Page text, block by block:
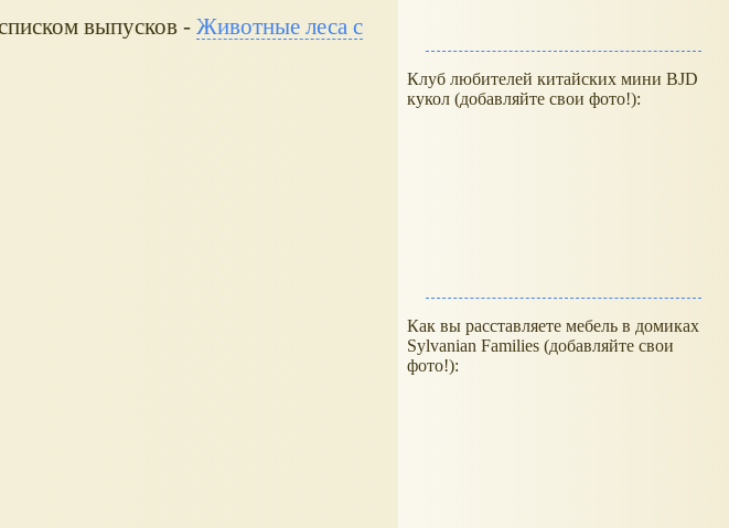
выпусков - Животные леса с
Клуб любителей китайских мини BJD
кукол (добавляйте свои фото!):
Как вы расставляете мебель в домиках
Sylvanian Families (добавляйте свои
фото!):